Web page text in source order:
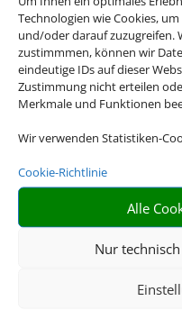
Technologien wie Cookies,
und/oder darauf zuzugreifen.
zustimmmen, können wir
eindeutige IDs auf dieser
Zustimmung nicht erteilen
Merkmale und Funktionen
Wir verwenden Statistiken-
Cookie-Richtlinie
Alle
Nur